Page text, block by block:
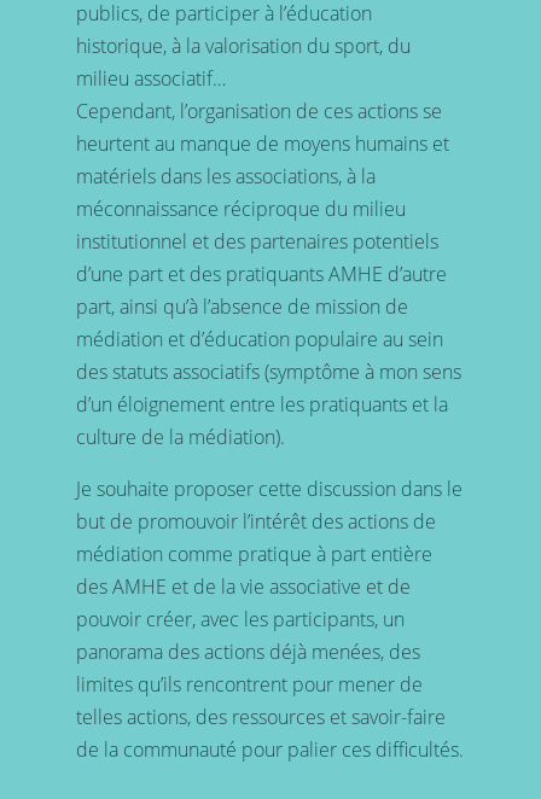
publics, de participer à l’éducation
historique, à la valorisation du sport, du
milieu associatif…
Cependant, l’organisation de ces actions se
heurtent au manque de moyens humains et
matériels dans les associations, à la
méconnaissance réciproque du milieu
institutionnel et des partenaires potentiels
d’une part et des pratiquants AMHE d’autre
part, ainsi qu’à l’absence de mission de
médiation et d’éducation populaire au sein
des statuts associatifs (symptôme à mon sens
d’un éloignement entre les pratiquants et la
culture de la médiation).
Je souhaite proposer cette discussion dans le
but de promouvoir l’intérêt des actions de
médiation comme pratique à part entière
des AMHE et de la vie associative et de
pouvoir créer, avec les participants, un
panorama des actions déjà menées, des
limites qu’ils rencontrent pour mener de
telles actions, des ressources et savoir-faire
de la communauté pour palier ces difficultés.